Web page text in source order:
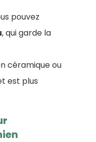
pouvez
, qui garde la
céramique ou
est plus